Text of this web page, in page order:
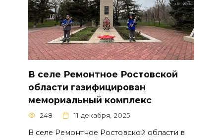
В селе Ремонтное Ростовской
области газифицирован
мемориальный комплекс
248 11 декабря, 2025
В селе Ремонтное Ростовской области в